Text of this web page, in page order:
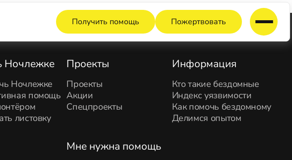
Получить помощь Пожертвовать
Ночлежке
Ночлежке
помощь
листовку
Проекты
Проекты
Акции
Спецпроекты
Информация
Кто такие бездомные
Индекс уязвимости
Как помочь бездомному
Делимся опытом
Мне нужна помощь